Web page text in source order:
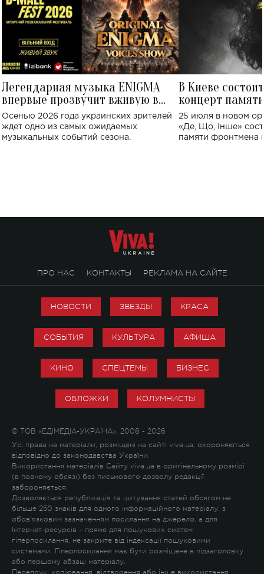
Легендарная музыка ENIGMA
впервые прозвучит вживую в
Украине: где состоится концерт
Осенью 2026 года украинских зрителей
ждет одно из самых ожидаемых
музыкальных событий сезона.
В Киеве
концерт
Клименко:
исполнят песни
25 июля в новом
«Де, Що, Інше»
памяти фронтмена
ПРО НАС КОНТАКТЫ РЕКЛАМА НА САЙТЕ
НОВОСТИ ЗВЕЗДЫ КРАСА
СОБЫТИЯ КУЛЬТУРА АФИША
КИНО СПЕЦТЕМЫ БИЗНЕС
ОБЛОЖКИ КОЛУМНИСТЫ
© ТОВ «ЕДІМЕДІА-УКРАЇНА», 2008 - 2026
Усі права на матеріали, розміщені на сайті viva.ua, охороняються
відповідно до законодавства України.
Використання матеріалів Сайту viva.ua в оригінальному розмірі
(в повному обсязі) без письмового дозволу редакції
забороняється.
Дозволяється републікація та цитування статей обсягом не
більше 250 знаків для одного інформаційного матеріалу, з
обов'язковим зазначенням посилання на джерело, а для
Інтернет-ресурсів – пряме для пошукових систем
гіперпосилання, не закрите від індексації пошуковими
системами. Гіперпосилання має бути розміщене в підзаголовку
або першому абзаці матеріалу.
Передрук, копіювання, відтворення або інше використання